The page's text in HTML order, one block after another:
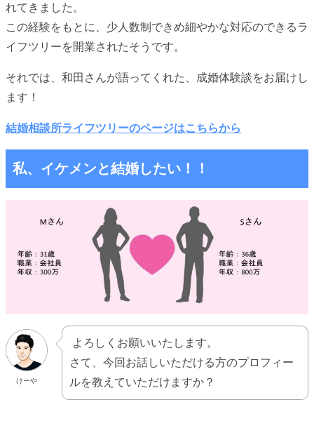
れてきました。
この経験をもとに、少人数制できめ細やかな対応のできるラ
イフツリーを開業されたそうです。
それでは、和田さんが語ってくれた、成婚体験談をお届けし
ます！
結婚相談所ライフツリーのページはこちらから
私、イケメンと結婚したい！！
けーや
よろしくお願いいたします。
さて、今回お話しいただける方のプロフィー
ルを教えていただけますか？